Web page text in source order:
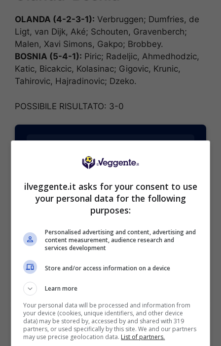
OLANDA (4-2-3-1): Verbruggen; Dumfries, de
Ligt, van Dijk, Aké; Schouten, Gravenberch;
Malen, Xavi Simons, Gakpo; Brobbey.
BOSNIA (5-4-1): Piric; Radeljic, Ahmedhodzic,
Katic, Bicakcic, Kolasinac; Gigovic, Krunic,
Tahirovic, Hajradinovic; Dzeko.
POSSIBILE RISULTATO: 3-0
Bonus 50€ SENZA deposito + fino a 50€ di
rimborso
Bonus 50€ senza deposito sport + fino a 50€ di
200€
VERIFICA
ilveggente.it asks for your consent to use
your personal data for the following
purposes:
Personalised advertising and content, advertising and
content measurement, audience research and
services development
Store and/or access information on a device
Learn more
Your personal data will be processed and information from
your device (cookies, unique identifiers, and other device
data) may be stored by, accessed by and shared with 319
partners, or used specifically by this site. We and our partners
may use precise geolocation data. List of partners.